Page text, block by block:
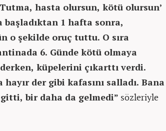
hasta olursun, kötü olursun’
1 hafta sonra,
o şekilde oruç tuttu. O sıra
6. Günde kötü olmaya
küpelerini çıkarttı verdi.
der gibi kafasını salladı. Bana
gitti, bir daha da gelmedi” sözleriyle